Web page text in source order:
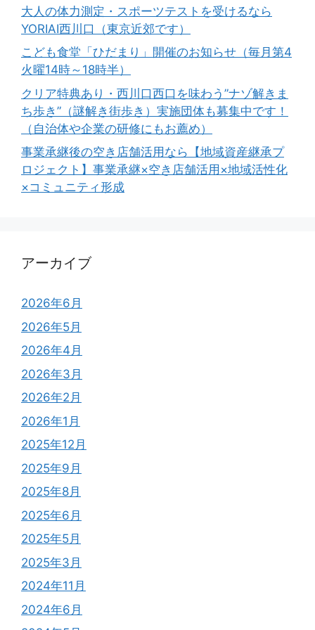
大人の体力測定・スポーツテストを受けるなら
YORIAI西川口（東京近郊です）
こども食堂「ひだまり」開催のお知らせ（毎月第4
火曜14時～18時半）
クリア特典あり・西川口西口を味わう”ナゾ解きま
ち歩き”（謎解き街歩き）実施団体も募集中です！
（自治体や企業の研修にもお薦め）
事業承継後の空き店舗活用なら【地域資産継承プ
ロジェクト】事業承継×空き店舗活用×地域活性化
×コミュニティ形成
アーカイブ
2026年6月
2026年5月
2026年4月
2026年3月
2026年2月
2026年1月
2025年12月
2025年9月
2025年8月
2025年6月
2025年5月
2025年3月
2024年11月
2024年6月